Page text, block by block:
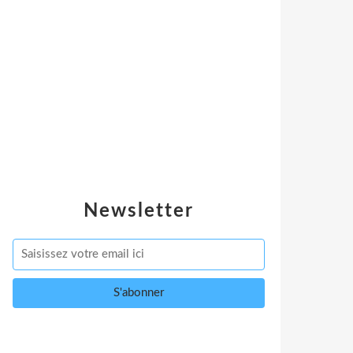
Newsletter